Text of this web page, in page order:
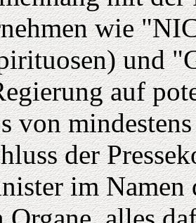
wie
und
auf
von
der
im Namen